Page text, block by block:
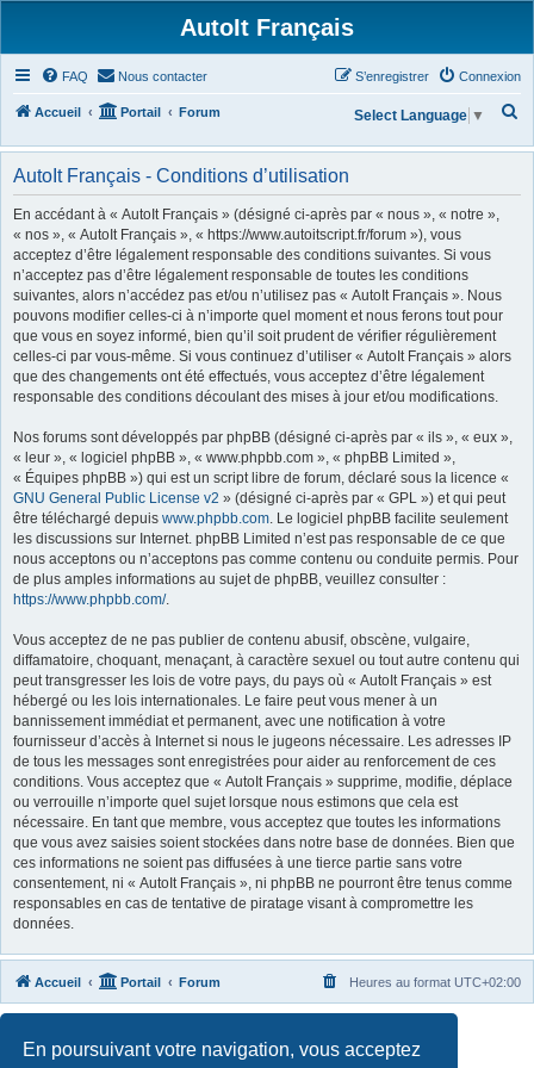
En poursuivant votre navigation, vous acceptez
AutoIt Français
FAQ Nous contacter Connexion
S’enregistrer
Accueil Portail Forum
h
Select Language ▼
AutoIt Français - Conditions d’utilisation
En accédant à « AutoIt Français » (désigné ci-après par « nous », « notre »,
« nos », « AutoIt Français », « https://www.autoitscript.fr/forum »), vous
acceptez d’être légalement responsable des conditions suivantes. Si vous
n’acceptez pas d’être légalement responsable de toutes les conditions
suivantes, alors n’accédez pas et/ou n’utilisez pas « AutoIt Français ». Nous
pouvons modifier celles-ci à n’importe quel moment et nous ferons tout pour
que vous en soyez informé, bien qu’il soit prudent de vérifier régulièrement
celles-ci par vous-même. Si vous continuez d’utiliser « AutoIt Français » alors
que des changements ont été effectués, vous acceptez d’être légalement
responsable des conditions découlant des mises à jour et/ou modifications.
Nos forums sont développés par phpBB (désigné ci-après par « ils », « eux »,
« leur », « logiciel phpBB », « www.phpbb.com », « phpBB Limited »,
« Équipes phpBB ») qui est un script libre de forum, déclaré sous la licence «
GNU General Public License v2 » (désigné ci-après par « GPL ») et qui peut
être téléchargé depuis www.phpbb.com. Le logiciel phpBB facilite seulement
les discussions sur Internet. phpBB Limited n’est pas responsable de ce que
nous acceptons ou n’acceptons pas comme contenu ou conduite permis. Pour
de plus amples informations au sujet de phpBB, veuillez consulter :
https://www.phpbb.com/.
Vous acceptez de ne pas publier de contenu abusif, obscène, vulgaire,
diffamatoire, choquant, menaçant, à caractère sexuel ou tout autre contenu qui
peut transgresser les lois de votre pays, du pays où « AutoIt Français » est
hébergé ou les lois internationales. Le faire peut vous mener à un
bannissement immédiat et permanent, avec une notification à votre
fournisseur d’accès à Internet si nous le jugeons nécessaire. Les adresses IP
de tous les messages sont enregistrées pour aider au renforcement de ces
conditions. Vous acceptez que « AutoIt Français » supprime, modifie, déplace
ou verrouille n’importe quel sujet lorsque nous estimons que cela est
nécessaire. En tant que membre, vous acceptez que toutes les informations
que vous avez saisies soient stockées dans notre base de données. Bien que
ces informations ne soient pas diffusées à une tierce partie sans votre
consentement, ni « AutoIt Français », ni phpBB ne pourront être tenus comme
responsables en cas de tentative de piratage visant à compromettre les
données.
Accueil Portail Forum Heures au format UTC+02:00
Traduit parphpBB-fr.com